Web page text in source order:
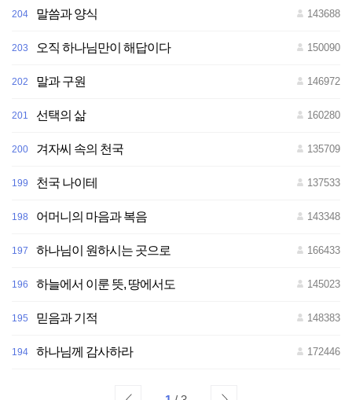
204 말씀과 양식 143688
203 오직 하나님만이 해답이다 150090
202 말과 구원 146972
201 선택의 삶 160280
200 겨자씨 속의 천국 135709
199 천국 나이테 137533
198 어머니의 마음과 복음 143348
197 하나님이 원하시는 곳으로 166433
196 하늘에서 이룬 뜻, 땅에서도 145023
195 믿음과 기적 148383
194 하나님께 감사하라 172446